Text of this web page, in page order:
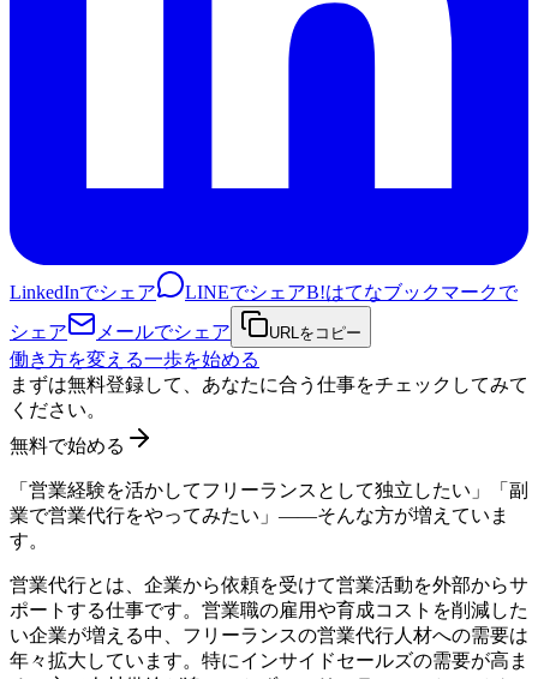
LinkedInでシェア LINEでシェアB!はてなブックマークで
シェア
メールでシェア URLをコピー
働き方を変える一歩を始める
まずは無料登録して、あなたに合う仕事をチェックしてみて
ください。
無料で始める
「営業経験を活かしてフリーランスとして独立したい」「副
業で営業代行をやってみたい」——そんな方が増えていま
す。
営業代行とは、企業から依頼を受けて営業活動を外部からサ
ポートする仕事です。営業職の雇用や育成コストを削減した
い企業が増える中、フリーランスの営業代行人材への需要は
年々拡大しています。特にインサイドセールズの需要が高ま